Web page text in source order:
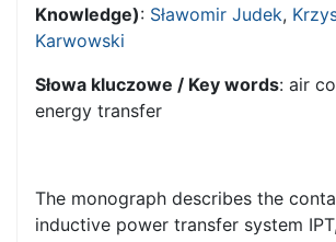
Knowledge): Sławomir Judek,
Karwowski
Słowa kluczowe / Key words: air
energy transfer
The monograph describes the
inductive power transfer system